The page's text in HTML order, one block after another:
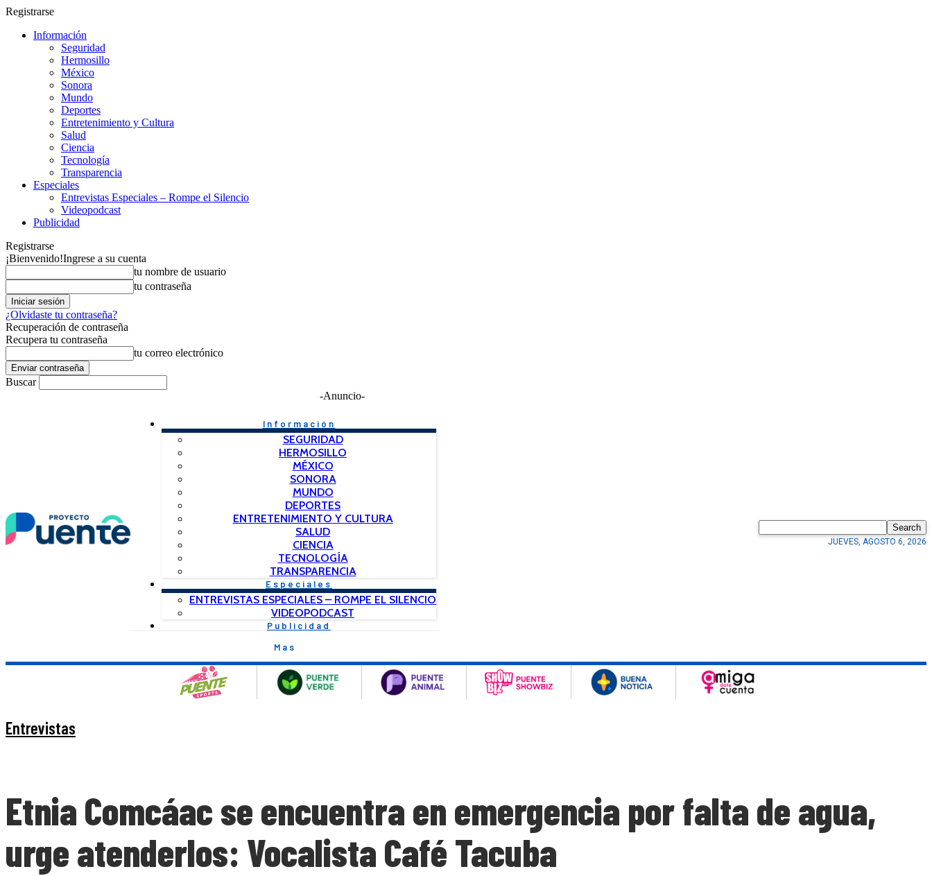
Registrarse
Información
Seguridad
Hermosillo
México
Sonora
Mundo
Deportes
Entretenimiento y Cultura
Salud
Ciencia
Tecnología
Transparencia
Especiales
Entrevistas Especiales – Rompe el Silencio
Videopodcast
Publicidad
Registrarse
¡Bienvenido!Ingrese a su cuenta
tu nombre de usuario
tu contraseña
¿Olvidaste tu contraseña?
Recuperación de contraseña
Recupera tu contraseña
tu correo electrónico
Buscar
-Anuncio-
Información
SEGURIDAD
HERMOSILLO
MÉXICO
SONORA
MUNDO
DEPORTES
ENTRETENIMIENTO Y CULTURA
SALUD
CIENCIA
TECNOLOGÍA
TRANSPARENCIA
Especiales
ENTREVISTAS ESPECIALES – ROMPE EL SILENCIO
VIDEOPODCAST
Publicidad
Mas
Search
JUEVES, AGOSTO 6, 2026
Entrevistas
Etnia Comcáac se encuentra en emergencia por falta de agua,
urge atenderlos: Vocalista Café Tacuba